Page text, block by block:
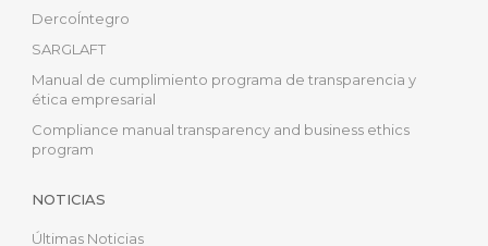
DercoÍntegro
SARGLAFT
Manual de cumplimiento programa de transparencia y
ética empresarial
Compliance manual transparency and business ethics
program
NOTICIAS
Últimas Noticias